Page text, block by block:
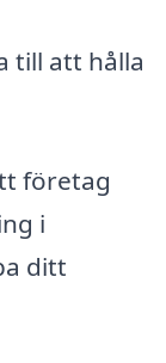
till att hålla
företag
i
ditt